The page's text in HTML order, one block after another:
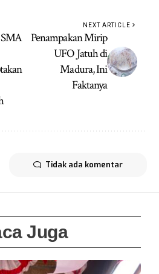
NEXT ARTICLE
Penampakan Mirip
UFO Jatuh di
Madura, Ini
Faktanya
Tidak ada komentar
Juga